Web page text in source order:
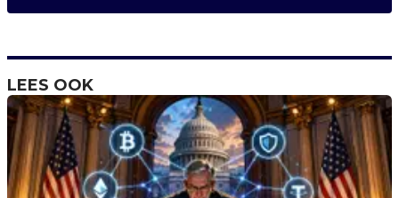
LEES OOK